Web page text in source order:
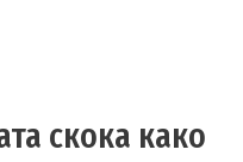
скока како